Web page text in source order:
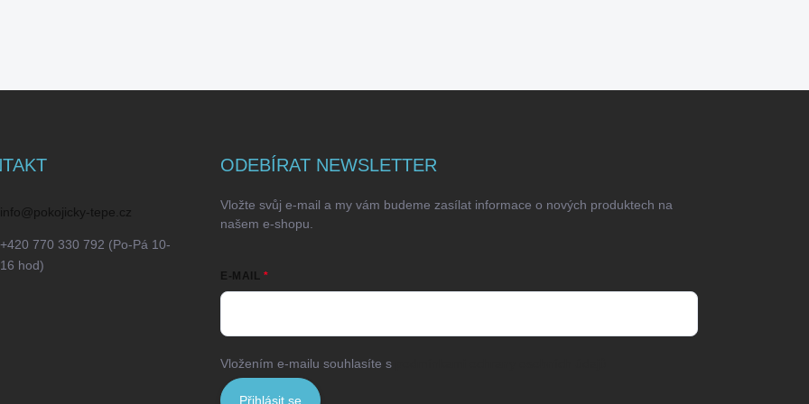
info@pokojicky-tepe.cz
+420 770 330 792 (Po-Pá 10-
16 hod)
ODEBÍRAT NEWSLETTER
Vložte svůj e-mail a my vám budeme zasílat informace o nových produktech na
našem e-shopu.
E-MAIL
Vložením e-mailu souhlasíte s
Přihlásit se